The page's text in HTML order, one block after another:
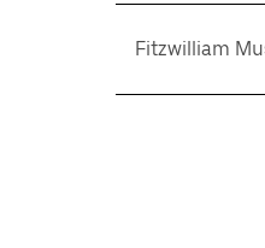
Fitzwilliam